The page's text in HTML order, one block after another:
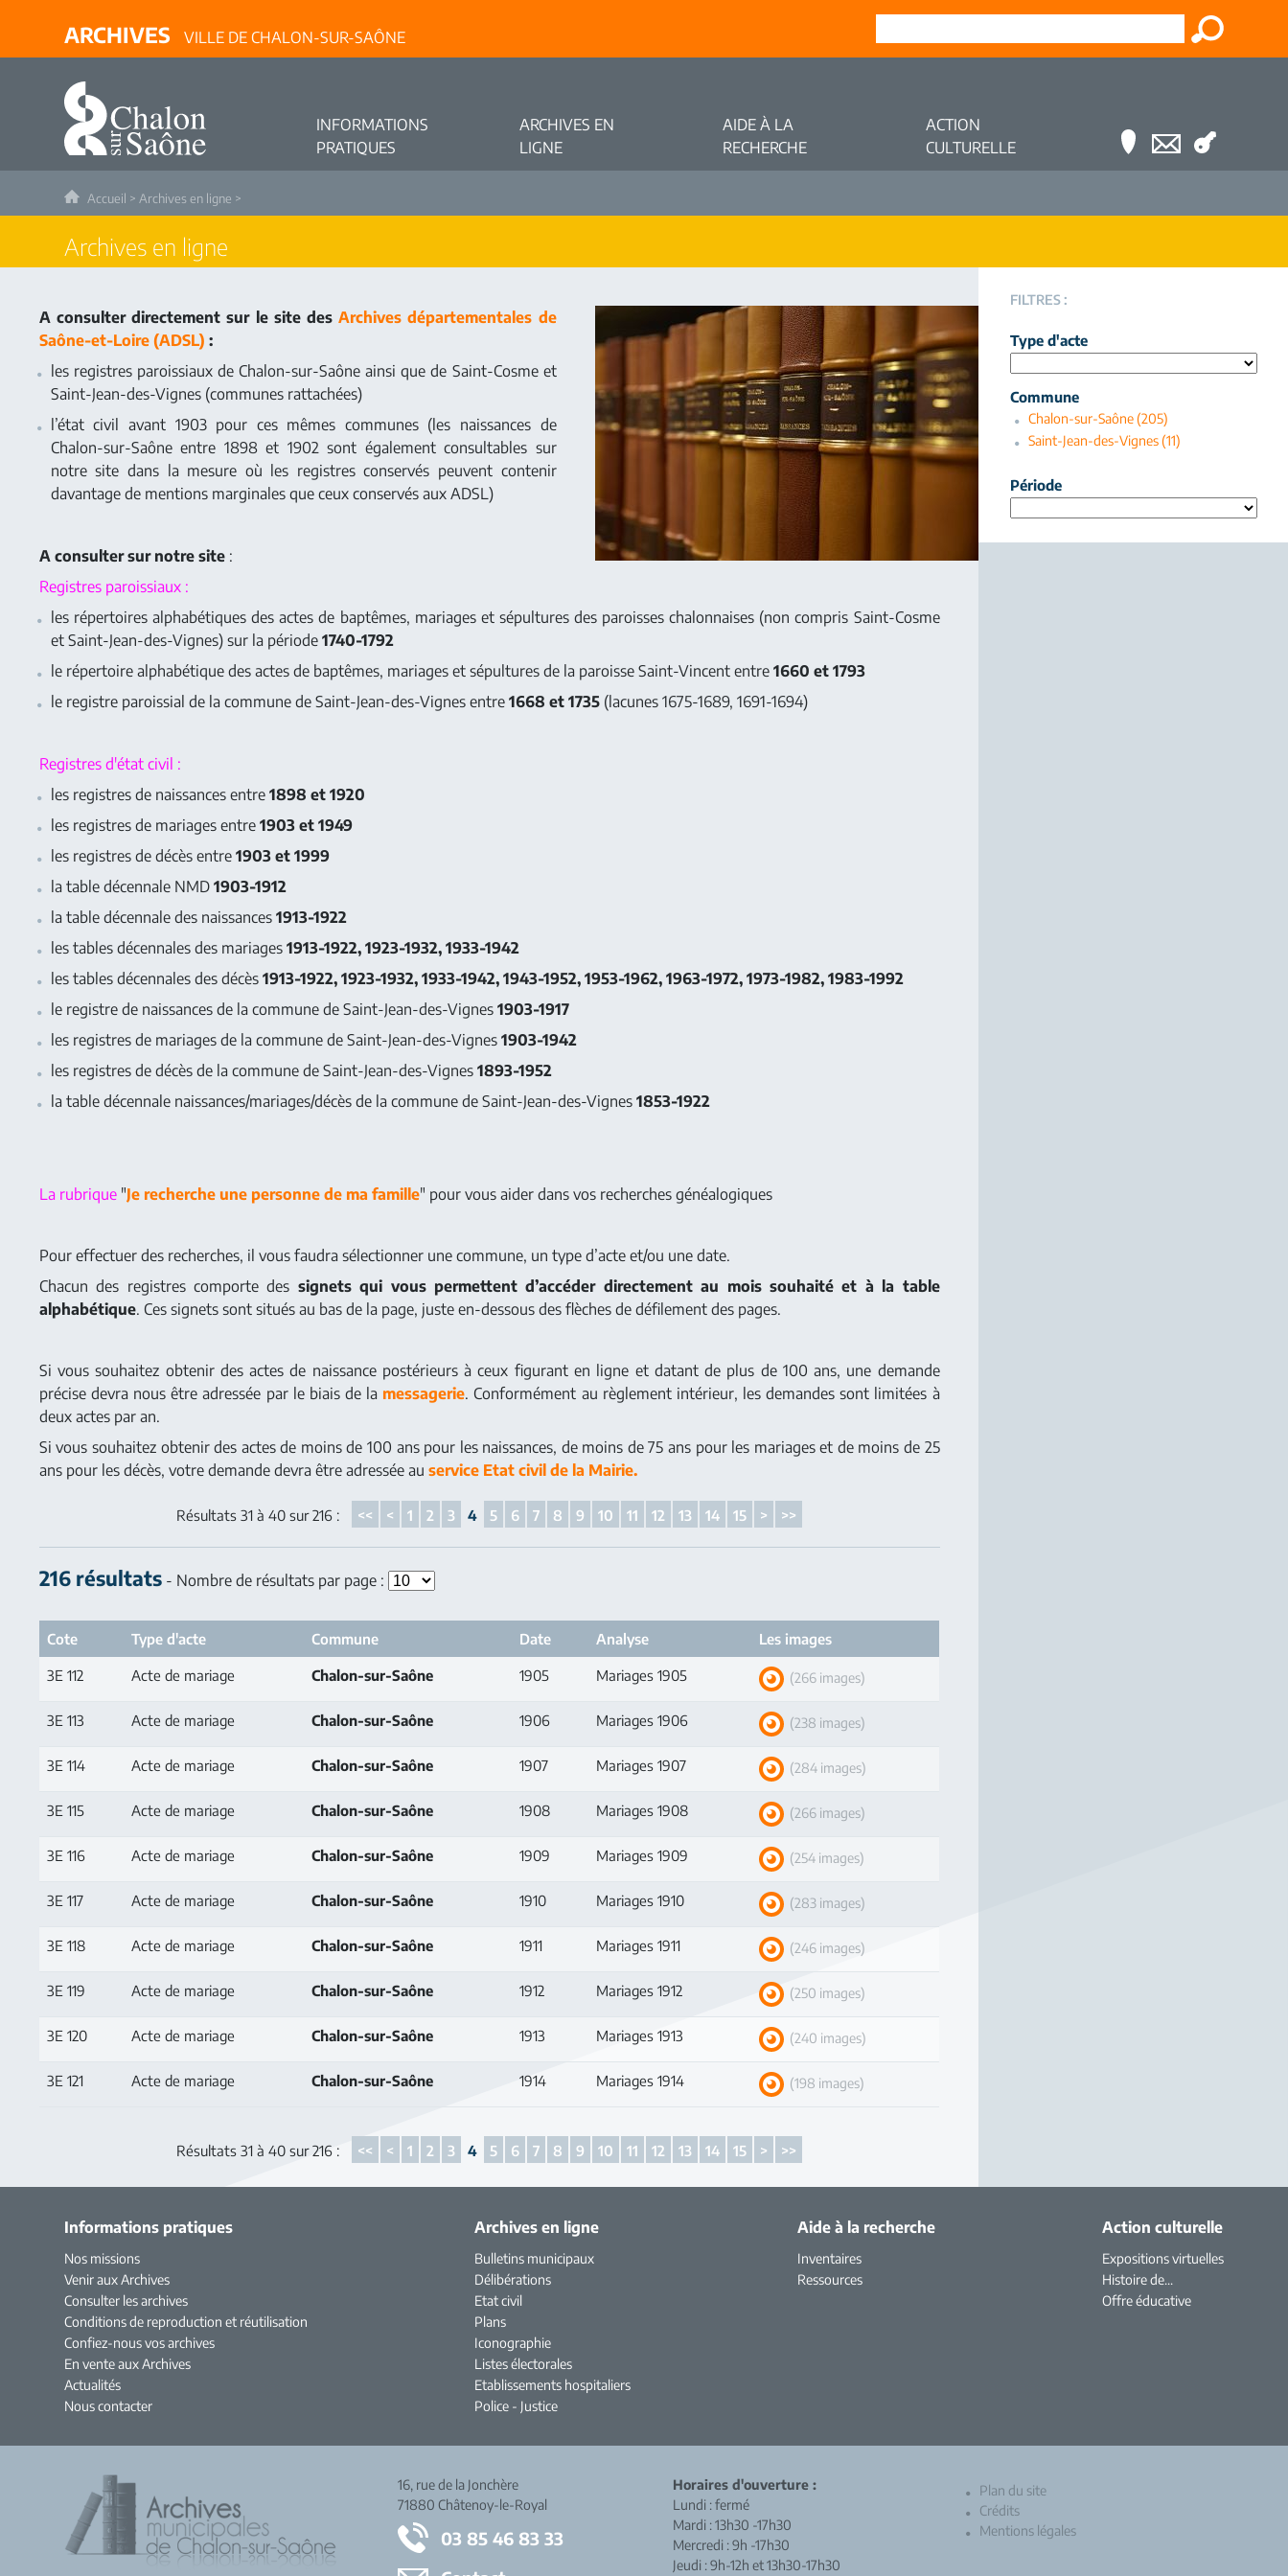
ARCHIVES VILLE DE CHALON-SUR-SAÔNE
INFORMATIONS
PRATIQUES
ARCHIVES EN
LIGNE
AIDE À LA
RECHERCHE
ACTION
CULTURELLE
Accueil > Archives en ligne >
Archives en ligne
A consulter directement sur le site desArchives départementales de
Saône-et-Loire (ADSL) :
les registres paroissiaux de Chalon-sur-Saône ainsi que de Saint-Cosme et
Saint-Jean-des-Vignes (communes rattachées)
l’état civil avant 1903 pour ces mêmes communes (les naissances de
Chalon-sur-Saône entre 1898 et 1902 sont également consultables sur
notre site dans la mesure où les registres conservés peuvent contenir
davantage de mentions marginales que ceux conservés aux ADSL)
A consulter sur notre site:
Registres paroissiaux :
les répertoires alphabétiques des actes de baptêmes, mariages et sépultures des paroisses chalonnaises (non compris Saint-Cosme
et Saint-Jean-des-Vignes) sur la période 1740-1792
le répertoire alphabétique des actes de baptêmes, mariages et sépultures de la paroisse Saint-Vincent entre 1660 et 1793
le registre paroissial de la commune de Saint-Jean-des-Vignes entre 1668 et 1735 (lacunes 1675-1689, 1691-1694)
Registres d'état civil :
les registres de naissances entre 1898 et 1920
les registres de mariages entre 1903 et 1949
les registres de décès entre 1903 et 1999
la table décennale NMD 1903-1912
la table décennale des naissances1913-1922
les tables décennales des mariages 1913-1922, 1923-1932, 1933-1942
les tables décennales des décès 1913-1922, 1923-1932, 1933-1942, 1943-1952, 1953-1962, 1963-1972, 1973-1982, 1983-1992
le registre de naissances de la commune de Saint-Jean-des-Vignes1903-1917
les registres de mariages de la commune de Saint-Jean-des-Vignes 1903-1942
les registres de décès de la commune de Saint-Jean-des-Vignes 1893-1952
la table décennale naissances/mariages/décès de la commune de Saint-Jean-des-Vignes1853-1922
La rubrique"Je recherche une personne de ma famille" pour vous aider dans vos recherches généalogiques
Pour effectuer des recherches, il vous faudra sélectionner une commune, un type d’acte et/ou une date.
Chacun des registres comporte des signets qui vous permettent d’accéder directement au mois souhaité et à la table
alphabétique. Ces signets sont situés au bas de la page, juste en-dessous des flèches de défilement des pages.
Si vous souhaitez obtenir des actes de naissance postérieurs à ceux figurant en ligne et datant de plus de 100 ans, une demande
précise devra nous être adressée par le biais de la messagerie. Conformément au règlement intérieur, les demandes sont limitées à
deux actes par an.
Si vous souhaitez obtenir des actes de moins de 100 ans pour les naissances, de moins de 75 ans pour les mariages et de moins de 25
ans pour les décès, votre demande devra être adressée au service Etat civil de la Mairie.
Résultats 31 à 40 sur 216 : << < 1 2 3 4 5 6 7 8 9 10 11 12 13 14 15 > >>
216 résultats- Nombre de résultats par page :
Cote Type d'acte Commune Date Analyse Les images
3E 112 Acte de mariage Chalon-sur-Saône 1905 Mariages 1905 (266 images)
3E 113 Acte de mariage Chalon-sur-Saône 1906 Mariages 1906 (238 images)
3E 114 Acte de mariage Chalon-sur-Saône 1907 Mariages 1907 (284 images)
3E 115 Acte de mariage Chalon-sur-Saône 1908 Mariages 1908 (266 images)
3E 116 Acte de mariage Chalon-sur-Saône 1909 Mariages 1909 (254 images)
3E 117 Acte de mariage Chalon-sur-Saône 1910 Mariages 1910 (283 images)
3E 118 Acte de mariage Chalon-sur-Saône 1911 Mariages 1911 (246 images)
3E 119 Acte de mariage Chalon-sur-Saône 1912 Mariages 1912 (250 images)
3E 120 Acte de mariage Chalon-sur-Saône 1913 Mariages 1913 (240 images)
3E 121 Acte de mariage Chalon-sur-Saône 1914 Mariages 1914 (198 images)
Résultats 31 à 40 sur 216 : << < 1 2 3 4 5 6 7 8 9 10 11 12 13 14 15 > >>
FILTRES :
Type d'acte
Commune
Chalon-sur-Saône (205)
Saint-Jean-des-Vignes (11)
Période
Informations pratiques
Nos missions
Venir aux Archives
Consulter les archives
Conditions de reproduction et réutilisation
Confiez-nous vos archives
En vente aux Archives
Actualités
Nous contacter
Archives en ligne
Bulletins municipaux
Délibérations
Etat civil
Plans
Iconographie
Listes électorales
Etablissements hospitaliers
Police - Justice
Aide à la recherche
Inventaires
Ressources
Action culturelle
Expositions virtuelles
Histoire de...
Offre éducative
16, rue de la Jonchère
71880 Châtenoy-le-Royal
03 85 46 83 33
Horaires d'ouverture :
Lundi : fermé
Mardi : 13h30 -17h30
Mercredi : 9h -17h30
Jeudi : 9h-12h et 13h30-17h30
Plan du site
Crédits
Mentions légales